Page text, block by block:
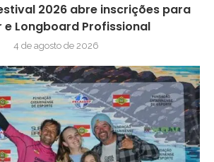
2026 abre inscrições para
e Longboard Profissional
4 de agosto de 2026